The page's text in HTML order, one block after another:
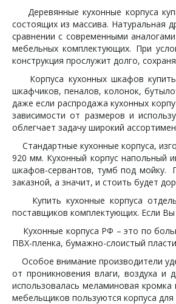
Деревянные кухонные корпуса
состоящих из массива. Натуральная
сравнении с современными
мебельных комплектующих. При
конструкция прослужит долго,
Корпуса кухонных шкафов купить
шкафчиков, пеналов, колонок,
даже если распродажа кухонных
зависимости от размеров и
облегчает задачу широкий
Стандартные кухонные корпуса,
920 мм. Кухонный корпус напольный
шкафов-сервантов, тумб под мойку.
заказной, а значит, и стоить будет
Купить кухонные корпуса
поставщиков комплектующих. Если
Кухонные корпуса РФ – это по
ПВХ-пленка, бумажно-слоистый
Особое внимание производители
от проникновения влаги, воздуха и
использовалась меламиновая
мебельщиков пользуются корпуса